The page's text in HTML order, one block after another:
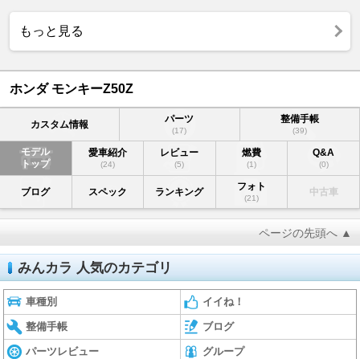
もっと見る
ホンダ モンキーZ50Z
カスタム情報 パーツ
(17)
整備手帳
(39)
モデル
トップ
愛車紹介
(24)
レビュー
(5)
燃費
(1)
Q&A
(0)
ブログ スペック ランキング フォト
(21)
中古車
ページの先頭へ ▲
みんカラ 人気のカテゴリ
車種別 イイね！
整備手帳 ブログ
パーツレビュー グループ